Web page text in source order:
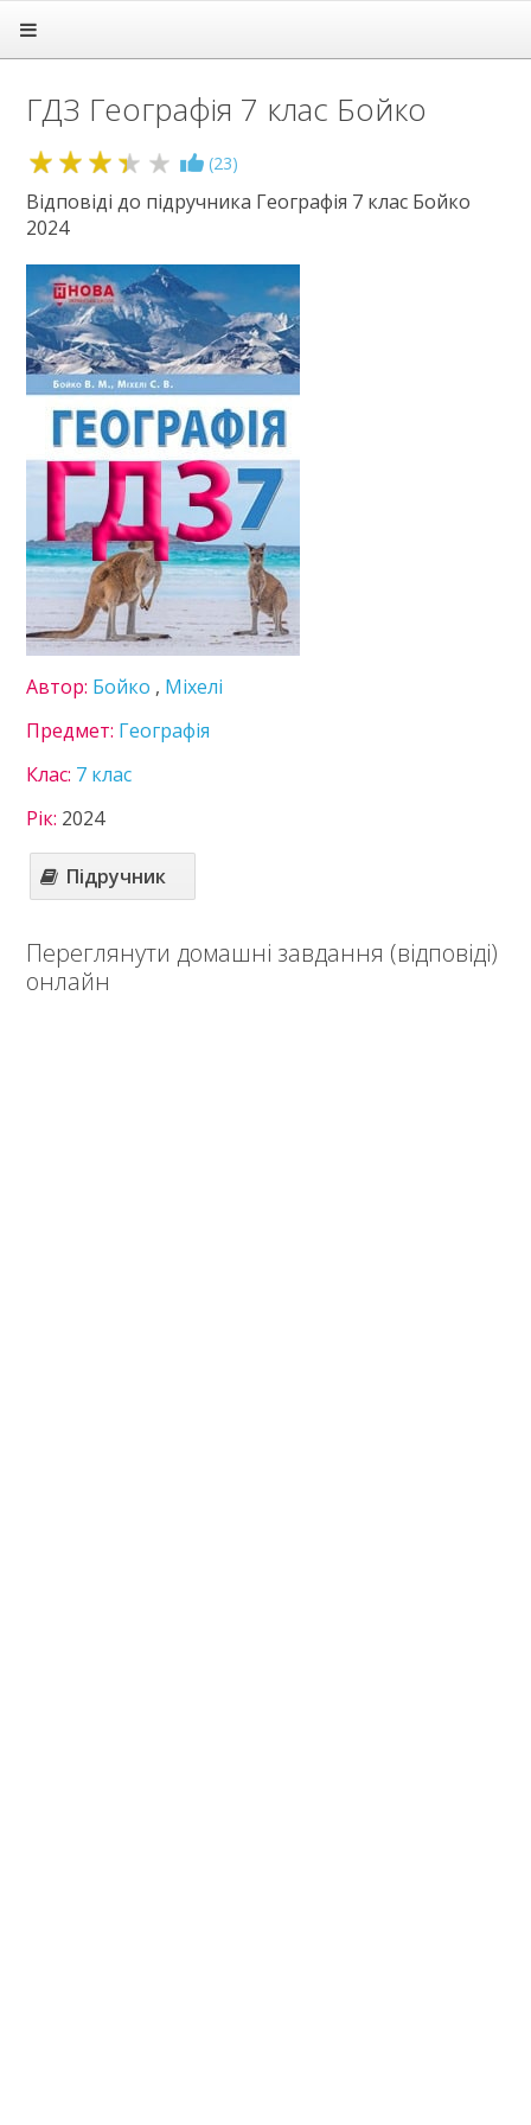
Підручники
ГДЗ
1 клас
2 клас
3 клас
4 клас
5 клас
6 клас
7 клас
Алгебра
Англійська мова
Біологія
Всесвітня історія
Географія
Геометрія
Зарубіжна література
Здоров’я
Інформатика
Історія України
Математика
Німецька мова
Українська література
Фізика
Хімія
9 клас
10 клас
11 клас
Зв'язок
ГДЗ Географія 7 клас Бойко
3.4 (23)
Відповіді до підручника Географія 7 клас Бойко
2024
Автор: Бойко , Міхелі
Предмет: Географія
Клас: 7 клас
Рік: 2024
Підручник
Переглянути домашні завдання (відповіді)
онлайн